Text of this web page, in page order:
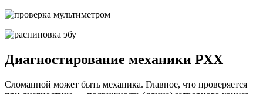
Диагностирование механики РХХ
Сломанной может быть механика. Главное, что проверяется